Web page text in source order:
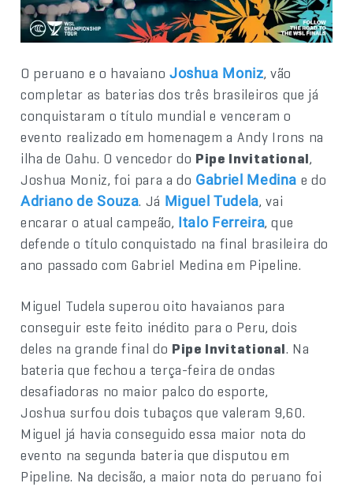
O peruano e o havaiano Joshua Moniz, vão
completar as baterias dos três brasileiros que já
conquistaram o título mundial e venceram o
evento realizado em homenagem a Andy Irons na
ilha de Oahu. O vencedor do Pipe Invitational,
Joshua Moniz, foi para a do Gabriel Medina e do
Adriano de Souza. Já Miguel Tudela, vai
encarar o atual campeão, Italo Ferreira, que
defende o título conquistado na final brasileira do
ano passado com Gabriel Medina em Pipeline.
Miguel Tudela superou oito havaianos para
conseguir este feito inédito para o Peru, dois
deles na grande final do Pipe Invitational. Na
bateria que fechou a terça-feira de ondas
desafiadoras no maior palco do esporte,
Joshua surfou dois tubaços que valeram 9,60.
Miguel já havia conseguido essa maior nota do
evento na segunda bateria que disputou em
Pipeline. Na decisão, a maior nota do peruano foi